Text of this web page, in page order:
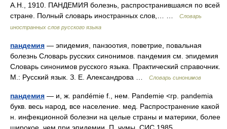
А.Н., 1910. ПАНДЕМИЯ болезнь, распространившаяся по всей
стране. Полный словарь иностранных слов,… …
Словарь
иностранных слов русского языка
пандемия — эпидемия, панзоотия, поветрие, повальная
болезнь Словарь русских синонимов. пандемия см. эпидемия
Словарь синонимов русского языка. Практический справочник.
М.: Русский язык. З. Е. Александрова …
Словарь синонимов
пандемия — и, ж. pandémie f., нем. Pandemie <гр. pandemia
букв. весь народ, все население. мед. Распространение какой
н. инфекционной болезни на целые страны и материки, более